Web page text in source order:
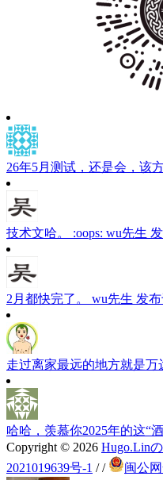
26年5月测试，还是会，该
技术文哈。 :oops: wu先生
2月都快完了。 wu先生 发
走过离家最远的地方就是万
哈哈，羡慕你2025年的这“
Copyright © 2026 Hugo.Lin
2021019639号-1 // 闽公